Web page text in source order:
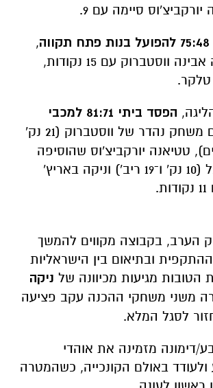
,
בו הצטיינה אבינה ווסטברוק עם 15 נקודות,
הפסד ביתי 81:71 למכבי
, עם משחק נהדר של ווסטברוק (21 נק'
טטיאנה יורקביצ'וס שהוסיפה
דאבל־דאבל (10 נק' ו־19 ריב') וניקה באריץ'
הערב, בקבוצה מקווים להמשך
ובתיאום בין הישראליות
הטובות מגיעות מכיוונה של ניקה
משני משחקי ההכנה עקב פציעה
לסגל המלא.
דימונה מזמינה את אוהדי
ולעודד באולם הקונכייה, כשהמטרה